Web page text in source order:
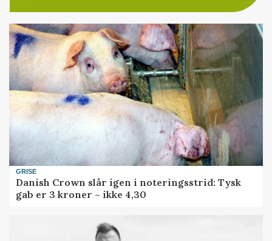
GRISE
Danish Crown slår igen i noteringsstrid: Tysk
gab er 3 kroner – ikke 4,30